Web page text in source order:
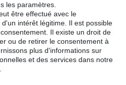
les paramètres.
être effectué avec le
intérêt légitime. Il est possible
Il existe un droit de
ou de retirer le consentement à
plus d'informations sur
et des services dans notre